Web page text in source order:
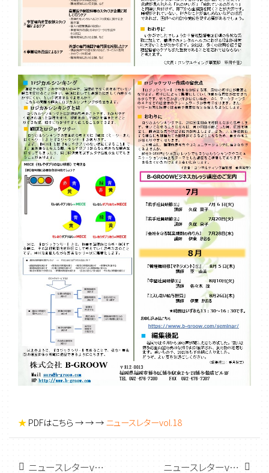
★PDFはこちら → → →ニュースレターvol.18
ニュースレターvol.19 特集『マネジメントゲーム』、『アサーティブコミュニケーション』 ニュースレターvol.17 特集:パワーハラスメント防止対策